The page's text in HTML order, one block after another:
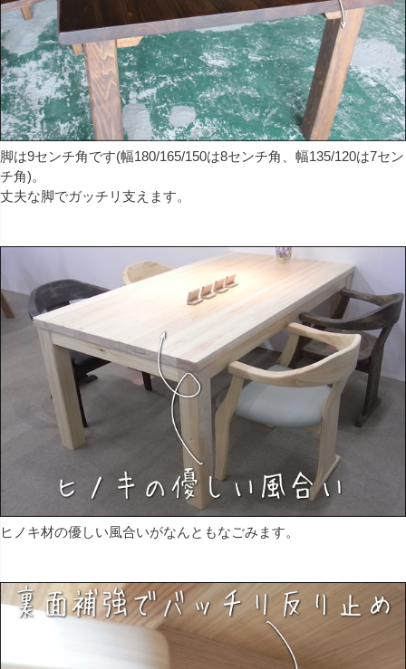
脚は9センチ角です(幅180/165/150は8センチ角、幅135/120は7セン
チ角)。
丈夫な脚でガッチリ支えます。
ヒノキ材の優しい風合いがなんともなごみます。